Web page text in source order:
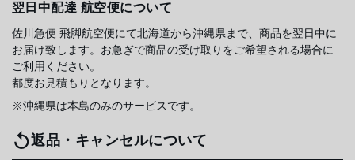
翌日中配達 航空便について
佐川急便 飛脚航空便にて北海道から沖縄県まで、商品を翌日中に
お届け致します。お急ぎで商品の受け取りをご希望される場合に
ご利用ください。
都度お見積もりとなります。
※沖縄県は本島のみのサービスです。
返品・キャンセルについて